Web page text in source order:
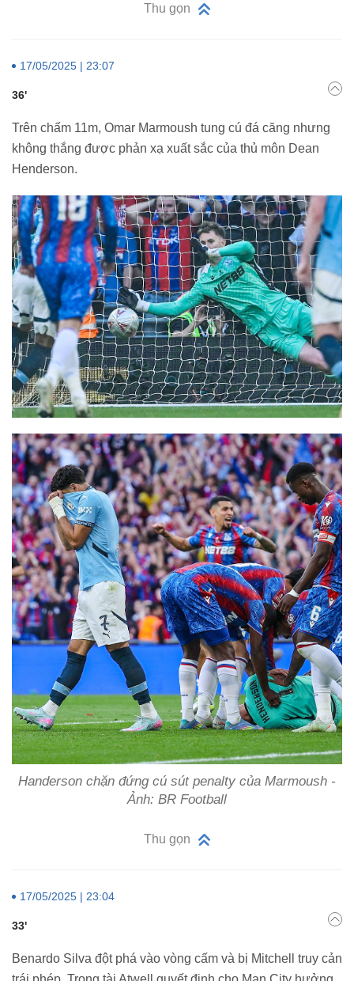
Thu gọn
17/05/2025 | 23:07
36'
Trên chấm 11m, Omar Marmoush tung cú đá căng nhưng
không thắng được phản xạ xuất sắc của thủ môn Dean
Henderson.
Handerson chặn đứng cú sút penalty của Marmoush -
Ảnh: BR Football
Thu gọn
17/05/2025 | 23:04
33'
Benardo Silva đột phá vào vòng cấm và bị Mitchell truy cản